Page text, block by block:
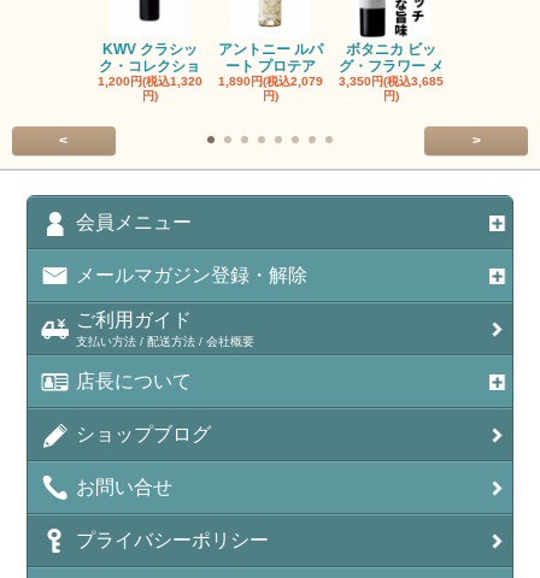
KWV クラシッ
ク・コレクショ
1,200円(税込1,320
円)
アントニー ルパ
ート プロテア
1,890円(税込2,079
円)
ボタニカ ビッ
グ・フラワー メ
3,350円(税込3,685
円)
< >
会員メニュー
メールマガジン登録・解除
ご利用ガイド
支払い方法 / 配送方法 / 会社概要
店長について
ショップブログ
お問い合せ
プライバシーポリシー